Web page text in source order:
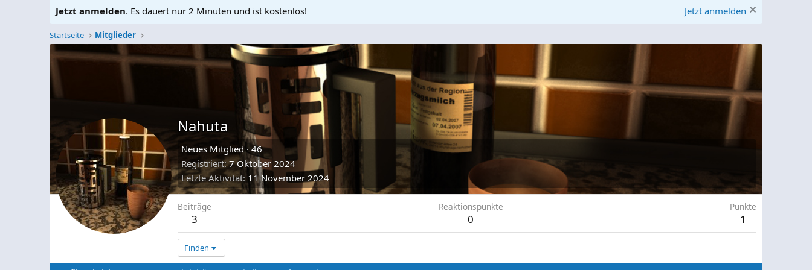
Jetzt anmelden. Es dauert nur 2 Minuten und ist kostenlos! Jetzt anmelden
Startseite Mitglieder
Nahuta
Neues Mitglied · 46
Registriert 7 Oktober 2024
Letzte Aktivität 11 November 2024
Beiträge
3
Reaktionspunkte
0
Punkte
1
Finden